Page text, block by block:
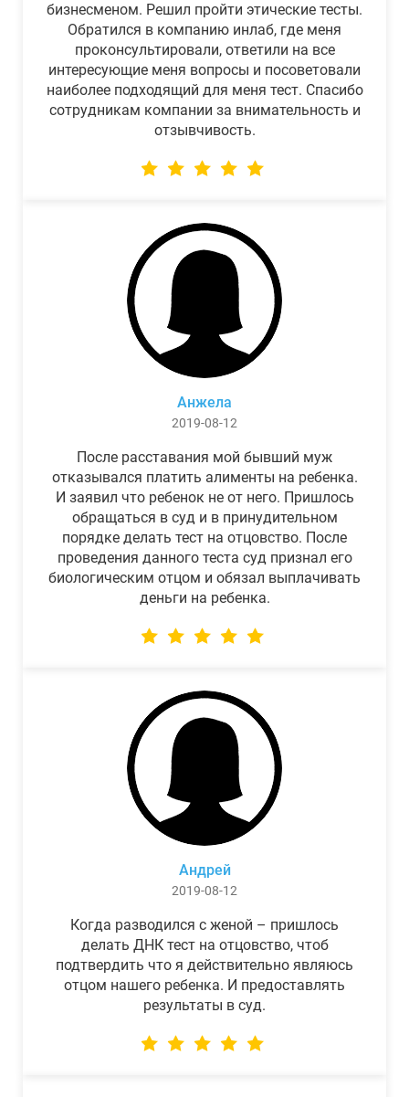
бизнесменом. Решил пройти этические тесты.
Обратился в компанию инлаб, где меня
проконсультировали, ответили на все
интересующие меня вопросы и посоветовали
наиболее подходящий для меня тест. Спасибо
сотрудникам компании за внимательность и
отзывчивость.
Анжела
2019-08-12
После расставания мой бывший муж
отказывался платить алименты на ребенка.
И заявил что ребенок не от него. Пришлось
обращаться в суд и в принудительном
порядке делать тест на отцовство. После
проведения данного теста суд признал его
биологическим отцом и обязал выплачивать
деньги на ребенка.
Андрей
2019-08-12
Когда разводился с женой – пришлось
делать ДНК тест на отцовство, чтоб
подтвердить что я действительно являюсь
отцом нашего ребенка. И предоставлять
результаты в суд.